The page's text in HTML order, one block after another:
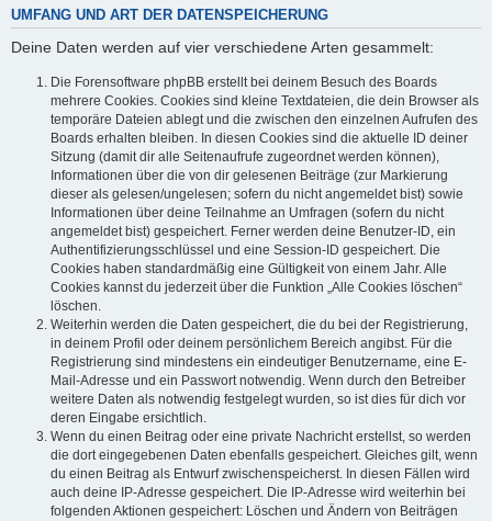
UMFANG UND ART DER DATENSPEICHERUNG
Deine Daten werden auf vier verschiedene Arten gesammelt:
Die Forensoftware phpBB erstellt bei deinem Besuch des Boards
mehrere Cookies. Cookies sind kleine Textdateien, die dein Browser als
temporäre Dateien ablegt und die zwischen den einzelnen Aufrufen des
Boards erhalten bleiben. In diesen Cookies sind die aktuelle ID deiner
Sitzung (damit dir alle Seitenaufrufe zugeordnet werden können),
Informationen über die von dir gelesenen Beiträge (zur Markierung
dieser als gelesen/ungelesen; sofern du nicht angemeldet bist) sowie
Informationen über deine Teilnahme an Umfragen (sofern du nicht
angemeldet bist) gespeichert. Ferner werden deine Benutzer-ID, ein
Authentifizierungsschlüssel und eine Session-ID gespeichert. Die
Cookies haben standardmäßig eine Gültigkeit von einem Jahr. Alle
Cookies kannst du jederzeit über die Funktion „Alle Cookies löschen“
löschen.
Weiterhin werden die Daten gespeichert, die du bei der Registrierung,
in deinem Profil oder deinem persönlichem Bereich angibst. Für die
Registrierung sind mindestens ein eindeutiger Benutzername, eine E-
Mail-Adresse und ein Passwort notwendig. Wenn durch den Betreiber
weitere Daten als notwendig festgelegt wurden, so ist dies für dich vor
deren Eingabe ersichtlich.
Wenn du einen Beitrag oder eine private Nachricht erstellst, so werden
die dort eingegebenen Daten ebenfalls gespeichert. Gleiches gilt, wenn
du einen Beitrag als Entwurf zwischenspeicherst. In diesen Fällen wird
auch deine IP-Adresse gespeichert. Die IP-Adresse wird weiterhin bei
folgenden Aktionen gespeichert: Löschen und Ändern von Beiträgen